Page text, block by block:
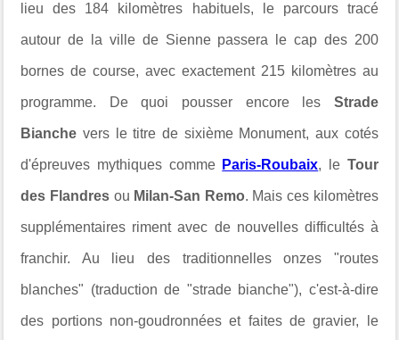
lieu des 184 kilomètres habituels, le parcours tracé
autour de la ville de Sienne passera le cap des 200
bornes de course, avec exactement 215 kilomètres au
programme. De quoi pousser encore les Strade
Bianchevers le titre de sixième Monument, aux cotés
d'épreuves mythiques comme Paris-Roubaix, le Tour
des Flandres ou Milan-San Remo. Mais ces kilomètres
supplémentaires riment avec de nouvelles difficultés à
franchir. Au lieu des traditionnelles onzes "routes
blanches" (traduction de "strade bianche"), c'est-à-dire
des portions non-goudronnées et faites de gravier, le